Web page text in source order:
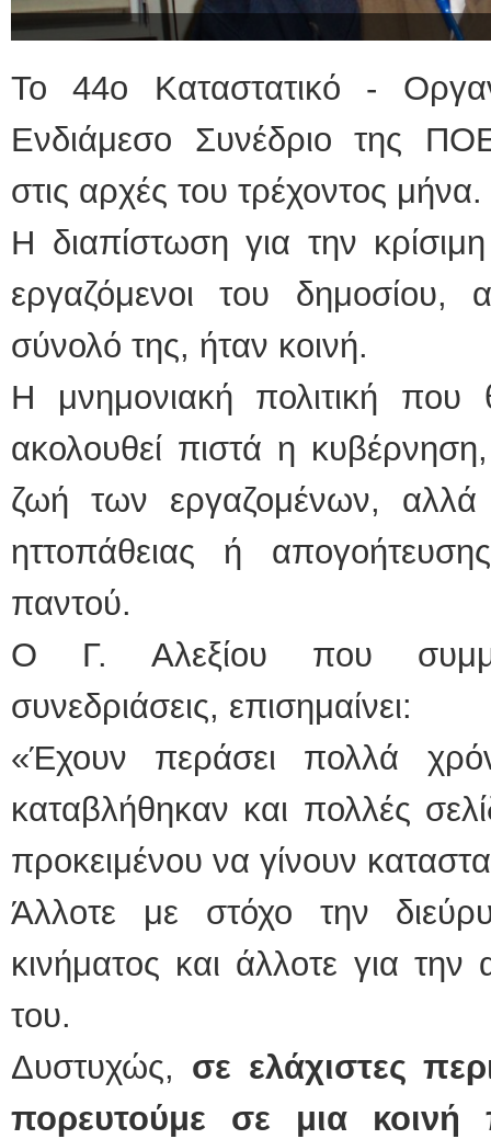
Το 44ο Καταστατικό -
Ενδιάμεσο Συνέδριο της
στις αρχές του τρέχοντος μήνα.
Η διαπίστωση για την
εργαζόμενοι του
σύνολό της, ήταν κοινή.
Η μνημονιακή πολιτική που
ακολουθεί πιστά η κυβέρνηση,
ζωή των εργαζομένων, αλλά
ηττοπάθειας ή
παντού.
Ο Γ. Αλεξίου που
συνεδριάσεις, επισημαίνει:
«Έχουν περάσει πολλά
καταβλήθηκαν και πολλές
προκειμένου να γίνουν
Άλλοτε με στόχο την
κινήματος και άλλοτε για την
του.
Δυστυχώς, σε ελάχιστες
πορευτούμε σε μια κοινή
ΕΙΔΙΚΟΣ
υπέρηχος
Μυτιλήνη
Σύμβαση
Μυτιλήνη